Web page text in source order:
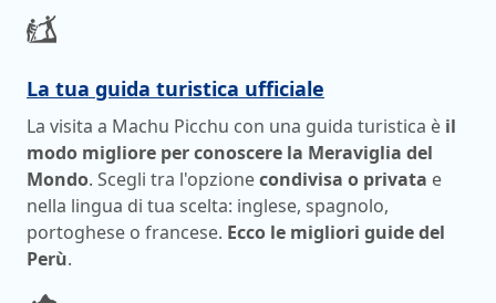
La tua guida turistica ufficiale
La visita a Machu Picchu con una guida turistica è il
modo migliore per conoscere la Meraviglia del
Mondo. Scegli tra l'opzionecondivisa o privata e
nella lingua di tua scelta: inglese, spagnolo,
portoghese o francese. Ecco le migliori guide del
Perù.